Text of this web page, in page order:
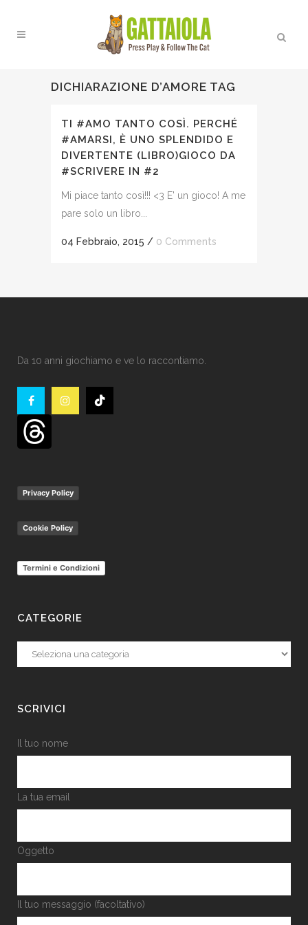
DICHIARAZIONE D’AMORE TAG
TI #AMO TANTO COSÌ. PERCHÉ
#AMARSI, È UNO SPLENDIDO E
DIVERTENTE (LIBRO)GIOCO DA
#SCRIVERE IN #2
Mi piace tanto così!!! <3 E' un gioco! A me
pare solo un libro...
04 Febbraio, 2015 / 0 Comments
Da 10 anni giochiamo e ve lo raccontiamo.
Privacy Policy
Cookie Policy
Termini e Condizioni
CATEGORIE
Categorie
SCRIVICI
Il tuo nome
La tua email
Oggetto
Il tuo messaggio (facoltativo)